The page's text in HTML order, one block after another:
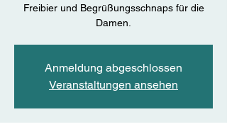
Freibier und Begrüßungsschnaps für die
Damen.
Anmeldung abgeschlossen
Veranstaltungen ansehen